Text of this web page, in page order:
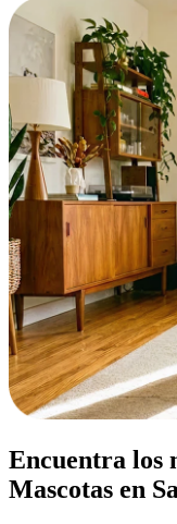
Encuentra los
Mascotas en